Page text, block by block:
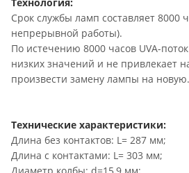
Срок службы ламп составляет 8000
непрерывной работы).
По истечению 8000 часов UVA-
низких значений и не привлекает
произвести замену лампы на новую.
Технические характеристики:
Длина без контактов: L= 287 мм;
Длина с контактами: L= 303 мм;